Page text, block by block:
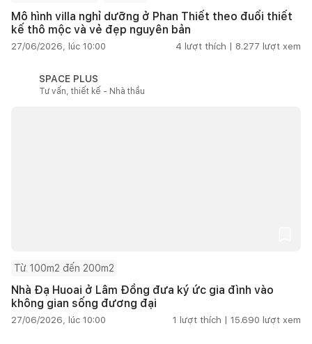
Mô hình villa nghỉ dưỡng ở Phan Thiết theo đuổi thiết
kế thô mộc và vẻ đẹp nguyên bản
27/06/2026, lúc 10:00 4 lượt thích | 8.277 lượt xem
SPACE PLUS
Tư vấn, thiết kế - Nhà thầu
Từ 100m2 đến 200m2
Nhà Đạ Huoai ở Lâm Đồng đưa ký ức gia đình vào
không gian sống đương đại
27/06/2026, lúc 10:00 1 lượt thích | 15.690 lượt xem